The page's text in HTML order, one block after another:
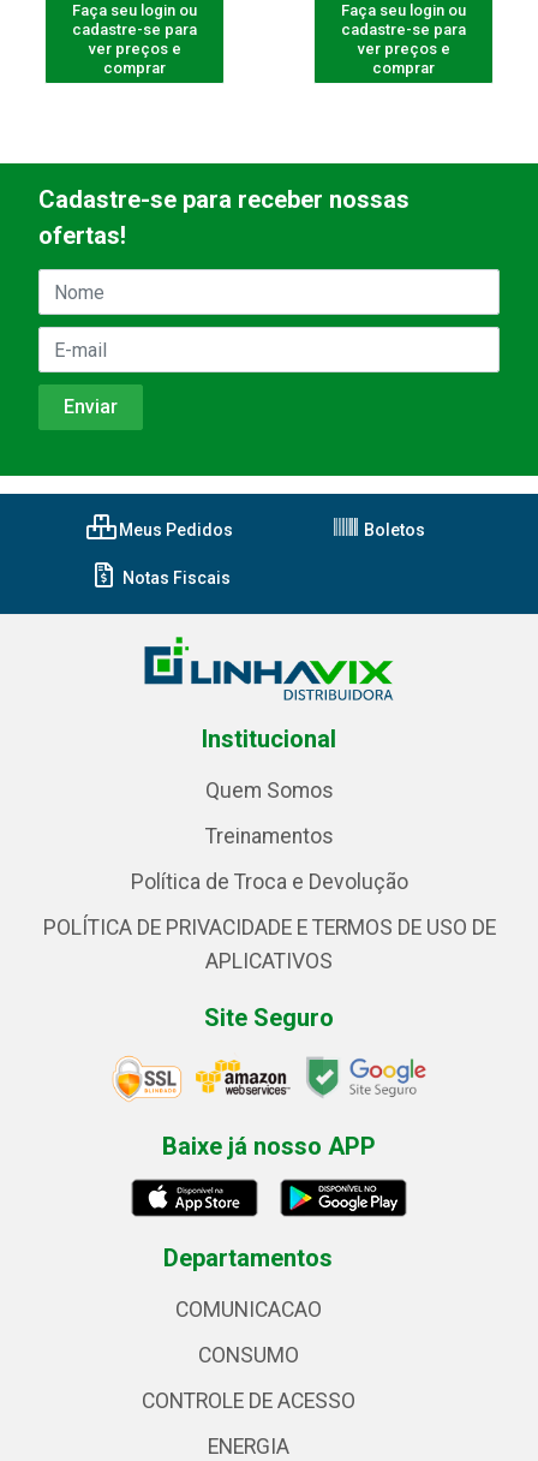
Faça seu login ou
cadastre-se para
ver preços e
comprar
Faça seu login ou
cadastre-se para
ver preços e
comprar
Cadastre-se para receber nossas
ofertas!
Meus Pedidos Boletos
Notas Fiscais
Institucional
Quem Somos
Treinamentos
Política de Troca e Devolução
POLÍTICA DE PRIVACIDADE E TERMOS DE USO DE
APLICATIVOS
Site Seguro
Baixe já nosso APP
Departamentos
COMUNICACAO
CONSUMO
CONTROLE DE ACESSO
ENERGIA